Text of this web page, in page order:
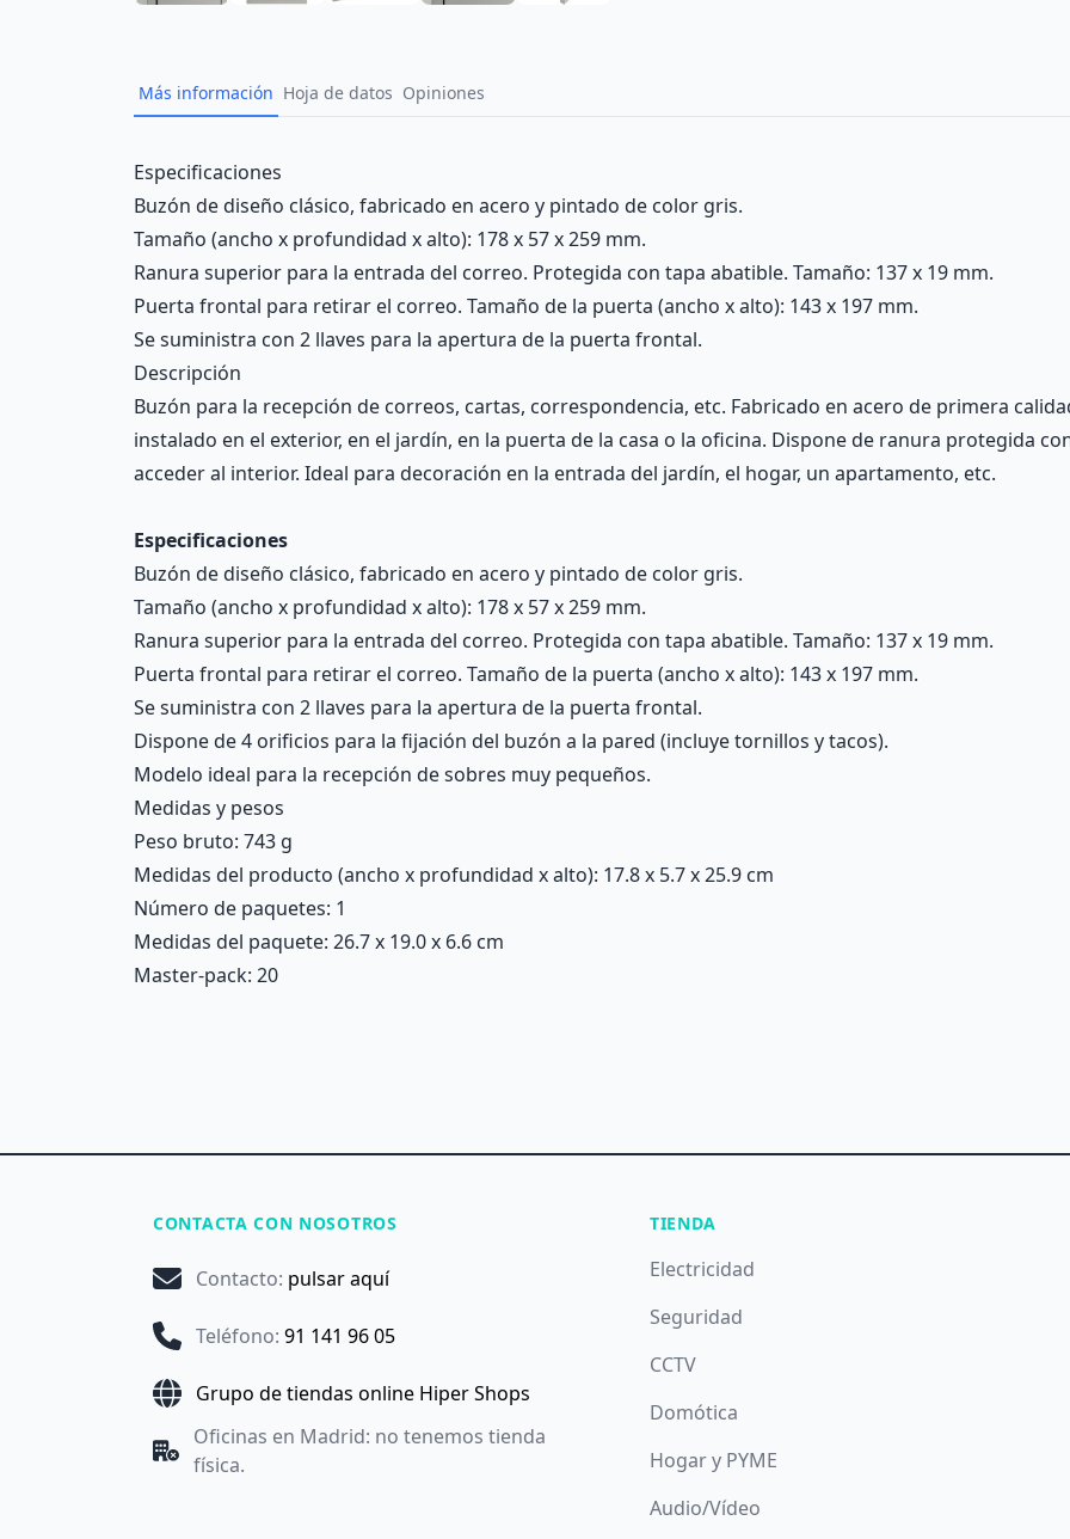
Más información Hoja de datos Opiniones
Description
Especificaciones
Buzón de diseño clásico, fabricado en acero y pintado de color gris.
Tamaño (ancho x profundidad x alto): 178 x 57 x 259 mm.
Ranura superior para la entrada del correo. Protegida con tapa abatible. Tamaño: 137 x 19 mm.
Puerta frontal para retirar el correo. Tamaño de la puerta (ancho x alto): 143 x 197 mm.
Se suministra con 2 llaves para la apertura de la puerta frontal.
Descripción
Buzón para la recepción de correos, cartas, correspondencia, etc. Fabricado en acero de primera
instalado en el exterior, en el jardín, en la puerta de la casa o la oficina. Dispone de ranura protegida
acceder al interior. Ideal para decoración en la entrada del jardín, el hogar, un apartamento, etc.
Especificaciones
Buzón de diseño clásico, fabricado en acero y pintado de color gris.
Tamaño (ancho x profundidad x alto): 178 x 57 x 259 mm.
Ranura superior para la entrada del correo. Protegida con tapa abatible. Tamaño: 137 x 19 mm.
Puerta frontal para retirar el correo. Tamaño de la puerta (ancho x alto): 143 x 197 mm.
Se suministra con 2 llaves para la apertura de la puerta frontal.
Dispone de 4 orificios para la fijación del buzón a la pared (incluye tornillos y tacos).
Modelo ideal para la recepción de sobres muy pequeños.
Medidas y pesos
Peso bruto: 743 g
Medidas del producto (ancho x profundidad x alto): 17.8 x 5.7 x 25.9 cm
Número de paquetes: 1
Medidas del paquete: 26.7 x 19.0 x 6.6 cm
Master-pack: 20
CONTACTA CON NOSOTROS
Contacto: pulsar aquí
Teléfono: 91 141 96 05
Grupo de tiendas online Hiper Shops
Oficinas en Madrid: no tenemos tienda
física.
TIENDA
Electricidad
Seguridad
CCTV
Domótica
Hogar y PYME
Audio/Vídeo